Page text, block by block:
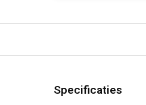
Specificaties